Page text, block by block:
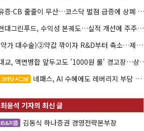
유증·CB 줄줄이 무산…코스닥 벌점 급증에 상폐 압박
현대그린푸드, 수익성 본궤도…실적 개선에 주주환원까지
(약가 대수술)②약값 깎이자 R&D부터 축소…제약업계 비상경영 돌입
대교, 액면병합 앞두고
크레딧 시그널 네패스, AI 수혜에도 레버리지 부담 여전
IB&피플 김동식 하나증권 경영전략본부장